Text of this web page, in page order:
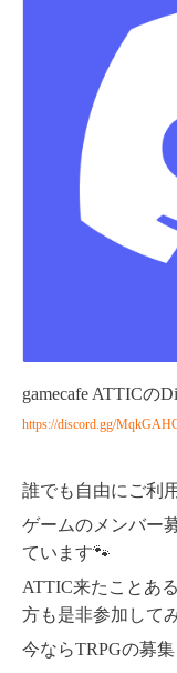
gamecafe ATTICの
https://discord.gg/
誰でも自由にご利
ゲームのメンバー
ています🐾
ATTIC来たことあ
方も是非参加して
今ならTRPGの募